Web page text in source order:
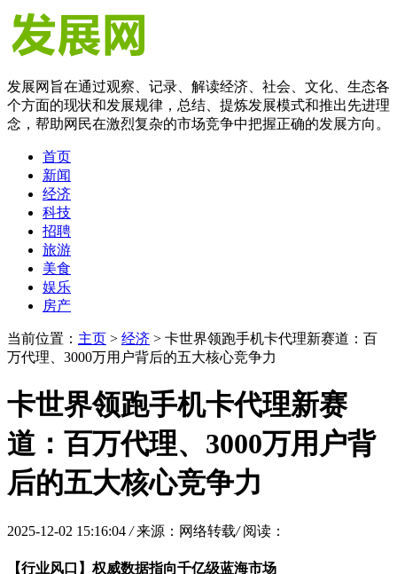
发展网旨在通过观察、记录、解读经济、社会、文化、生态各
个方面的现状和发展规律，总结、提炼发展模式和推出先进理
念，帮助网民在激烈复杂的市场竞争中把握正确的发展方向。
首页
新闻
经济
科技
招聘
旅游
美食
娱乐
房产
当前位置： 主页 > 经济 > 卡世界领跑手机卡代理新赛道：百
万代理、3000万用户背后的五大核心竞争力
卡世界领跑手机卡代理新赛
道：百万代理、3000万用户背
后的五大核心竞争力
2025-12-02 15:16:04 / 来源：网络转载/ 阅读：
【行业风口】权威数据指向千亿级蓝海市场